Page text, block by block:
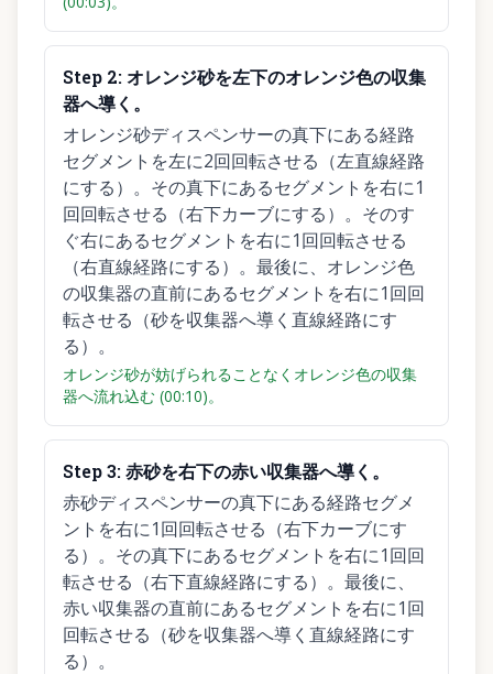
Step 2: オレンジ砂を左下のオレンジ色の収集
器へ導く。
オレンジ砂ディスペンサーの真下にある経路
セグメントを左に2回回転させる（左直線経路
にする）。その真下にあるセグメントを右に1
回回転させる（右下カーブにする）。そのす
ぐ右にあるセグメントを右に1回回転させる
（右直線経路にする）。最後に、オレンジ色
の収集器の直前にあるセグメントを右に1回回
転させる（砂を収集器へ導く直線経路にす
る）。
オレンジ砂が妨げられることなくオレンジ色の収集
器へ流れ込む (00:10)。
Step3:赤砂を右下の赤い収集器へ導く。
赤砂ディスペンサーの真下にある経路セグメ
ントを右に1回回転させる（右下カーブにす
る）。その真下にあるセグメントを右に1回回
転させる（右下直線経路にする）。最後に、
赤い収集器の直前にあるセグメントを右に1回
回転させる（砂を収集器へ導く直線経路にす
る）。